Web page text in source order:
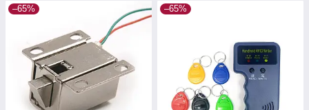
–65% –65%